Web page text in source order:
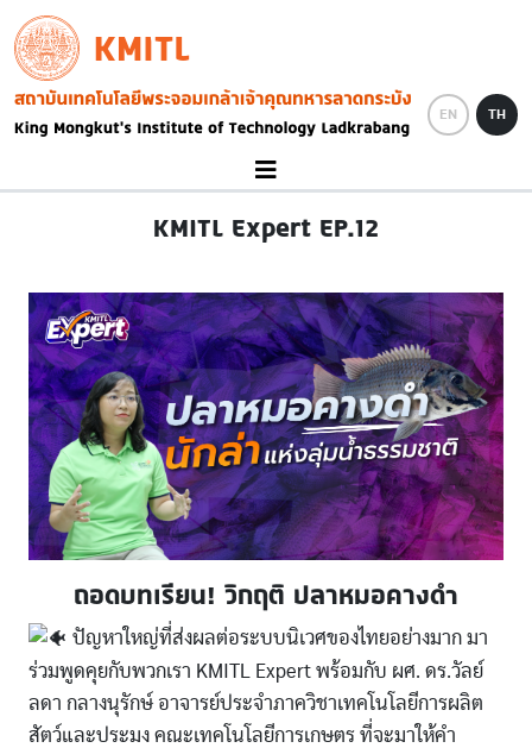
Skip to main content
KMITL
Image
EN TH
KMITL Expert EP.12
ถอดบทเรียน! วิกฤติ ปลาหมอคางดำ
ปัญหาใหญ่ที่ส่งผลต่อระบบนิเวศของไทยอย่างมาก มา
ร่วมพูดคุยกับพวกเรา KMITL Expert พร้อมกับ ผศ. ดร.วัลย์
ลดา กลางนุรักษ์ อาจารย์ประจำภาควิชาเทคโนโลยีการผลิต
สัตว์และประมง คณะเทคโนโลยีการเกษตร ที่จะมาให้คำ